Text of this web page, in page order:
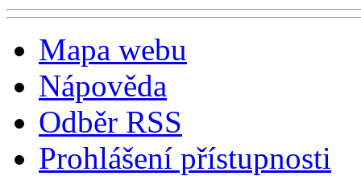
Mapa webu
Nápověda
Odběr RSS
Prohlášení přístupnosti